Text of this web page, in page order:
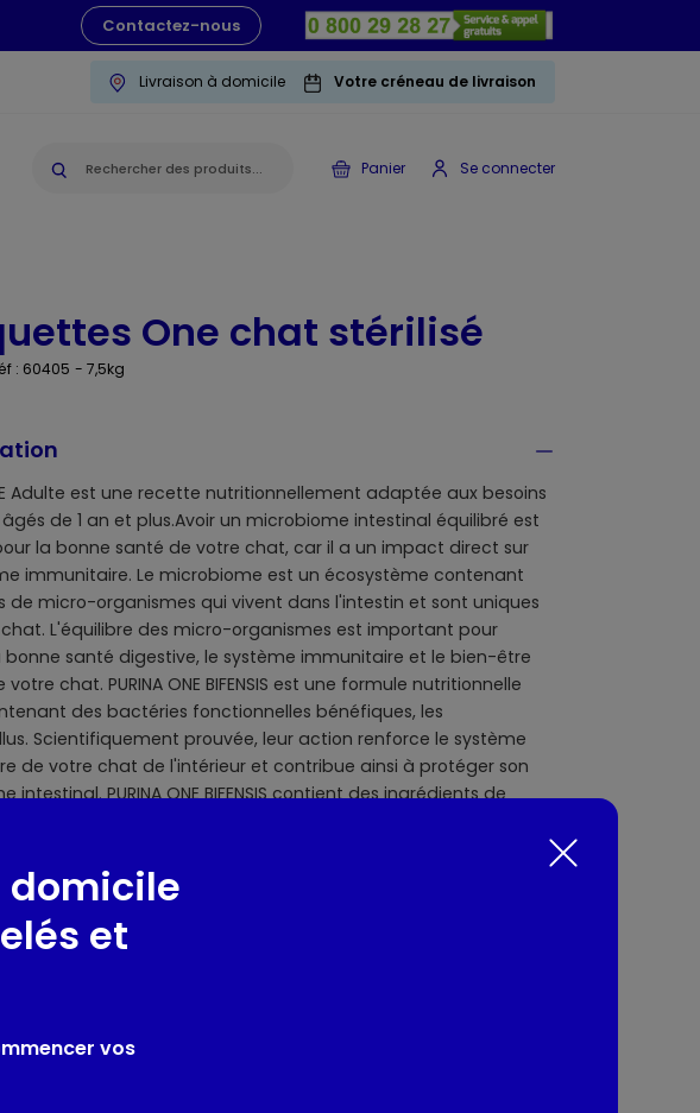
Contactez-nous
Livraison à domicile Votre créneau de livraison
Panier Se connecter
One chat stérilisé
: 60405 - 7,5kg
Adulte est une recette nutritionnellement adaptée aux besoins
de 1 an et plus.Avoir un microbiome intestinal équilibré est
la bonne santé de votre chat, car il a un impact direct sur
immunitaire. Le microbiome est un écosystème contenant
de micro-organismes qui vivent dans l'intestin et sont uniques
L'équilibre des micro-organismes est important pour
bonne santé digestive, le système immunitaire et le bien-être
chat. PURINA ONE BIFENSIS est une formule nutritionnelle
des bactéries fonctionnelles bénéfiques, les
Scientifiquement prouvée, leur action renforce le système
de votre chat de l'intérieur et contribue ainsi à protéger son
intestinal. PURINA ONE BIFENSIS contient des ingrédients de
maintenir en bonne santé. Une digestion saine, un système
fort et un pelage brillant, constatez des résultats visibles sur la
chat aujourd'hui et demain.
domestique : Tous chats
/ Ingrédients / Allergènes
Poulet (17%) (dont os, viande, peau), Protéines de volaille
domicile
et
vos